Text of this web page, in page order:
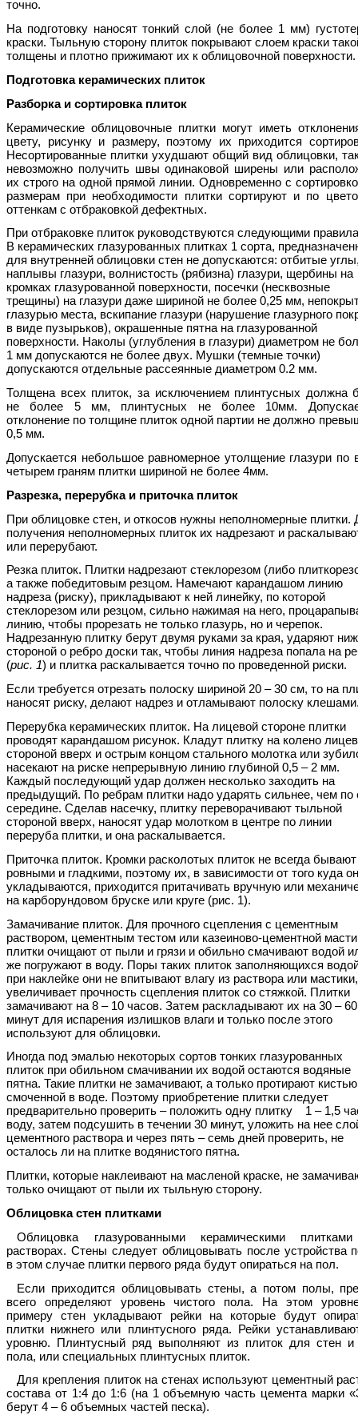
точно.
На подготовку наносят тонкий слой (не более 1 мм)
краски. Тыльную сторону плиток покрывают слоем краски
толщены и плотно прижимают их к облицовочной поверхности.
Подготовка керамических плиток
Разборка и сортировка плиток
Керамические облицовочные плитки могут иметь
цвету, рисунку и размеру, поэтому их приходится
Несортированные плитки ухудшают общий вид облицовки,
невозможно получить швы одинаковой ширены или
их строго на одной прямой линии. Одновременно с
размерам при необходимости плитки сортируют и по
оттенкам с отбраковкой дефектных.
При отбраковке плиток руководствуются следующими
В керамических глазурованных плитках 1 сорта,
для внутренней облицовки стен не допускаются: отбитые
наплывы глазури, волнистость (рябизна) глазури, щербины на
кромках глазурованной поверхности, посечки (несквозные
трещины) на глазури даже шириной не более 0,25 мм,
глазурью места, вскипание глазури (нарушение глазурного
в виде пузырьков), окрашенные пятна на глазурованной
поверхности. Наколы (углубления в глазури) диаметром не
1 мм допускаются не более двух. Мушки (темные точки)
допускаются отдельные рассеянные диаметром 0.2 мм.
Толщена всех плиток, за исключением плинтусных должна
не более 5 мм, плинтусных не более 10мм.
отклонение по толщине плиток одной партии не должно
0,5 мм.
Допускается небольшое равномерное утолщение глазури по
четырем граням плитки шириной не более 4мм.
Разрезка, перерубка и приточка плиток
При облицовке стен, и откосов нужны неполномерные плитки.
получения неполномерных плиток их надрезают и
или перерубают.
Резка плиток. Плитки надрезают стеклорезом (либо
а также победитовым резцом. Намечают карандашом линию
надреза (риску), прикладывают к ней линейку, по которой
стеклорезом или резцом, сильно нажимая на него,
линию, чтобы прорезать не только глазурь, но и черепок.
Надрезанную плитку берут двумя руками за края, ударяют
стороной о ребро доски так, чтобы линия надреза попала на
(рис. 1) и плитка раскалывается точно по проведенной риски.
Если требуется отрезать полоску шириной 20 – 30 см, то на
наносят риску, делают надрез и отламывают полоску
Перерубка керамических плиток. На лицевой стороне плитки
проводят карандашом рисунок. Кладут плитку на колено
стороной вверх и острым концом стального молотка или
насекают на риске непрерывную линию глубиной 0,5 – 2 мм.
Каждый последующий удар должен несколько заходить на
предыдущий. По ребрам плитки надо ударять сильнее, чем по
середине. Сделав насечку, плитку переворачивают тыльной
стороной вверх, наносят удар молотком в центре по линии
переруба плитки, и она раскалывается.
Приточка плиток. Кромки расколотых плиток не всегда бывают
ровными и гладкими, поэтому их, в зависимости от того куда
укладываются, приходится притачивать вручную или
на карборундовом бруске или круге (рис. 1).
Замачивание плиток. Для прочного сцепления с цементным
раствором, цементным тестом или казеиново-цементной
плитки очищают от пыли и грязи и обильно смачивают водой
же погружают в воду. Поры таких плиток заполняющихся
при наклейке они не впитывают влагу из раствора или
увеличивает прочность сцепления плиток со стяжкой. Плитки
замачивают на 8 – 10 часов. Затем раскладывают их на 30 – 60
минут для испарения излишков влаги и только после этого
используют для облицовки.
Иногда под эмалью некоторых сортов тонких глазурованных
плиток при обильном смачивании их водой остаются водяные
пятна. Такие плитки не замачивают, а только протирают
смоченной в воде. Поэтому приобретение плитки следует
предварительно проверить – положить одну плитку 1 – 1,5
воду, затем подсушить в течении 30 минут, уложить на нее
цементного раствора и через пять – семь дней проверить, не
осталось ли на плитке водянистого пятна.
Плитки, которые наклеивают на масленой краске, не
только очищают от пыли их тыльную сторону.
Облицовка стен плитками
Облицовка глазурованными керамическими
растворах. Стены следует облицовывать после устройства
в этом случае плитки первого ряда будут опираться на пол.
Если приходится облицовывать стены, а потом полы,
всего определяют уровень чистого пола. На этом
примеру стен укладывают рейки на которые будут
плитки нижнего или плинтусного ряда. Рейки
уровню. Плинтусный ряд выполняют из плиток для стен
пола, или специальных плинтусных плиток.
Для крепления плиток на стенах используют цементный
состава от 1:4 до 1:6 (на 1 объемную часть цемента марки
берут 4 – 6 объемных частей песка).